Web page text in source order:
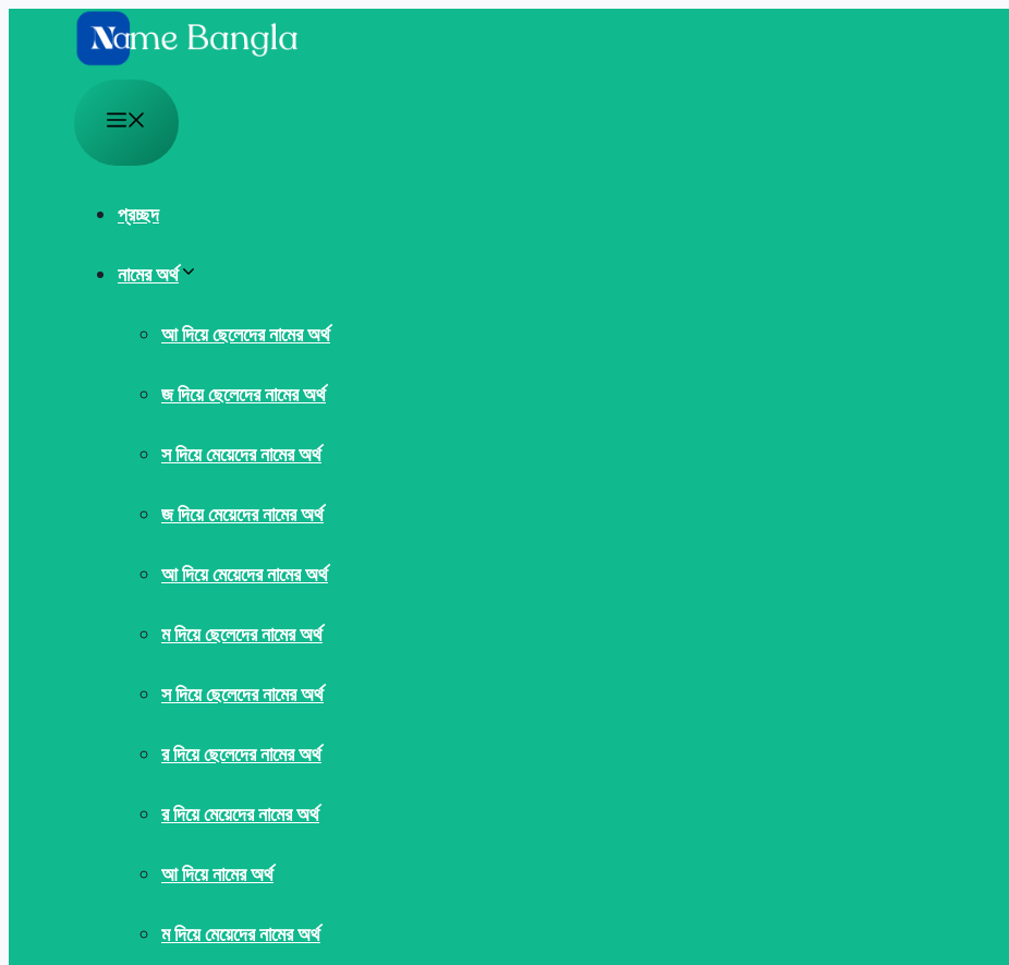
Menu
প্রচ্ছদ
নামের অর্থ
আ দিয়ে ছেলেদের নামের অর্থ
জ দিয়ে ছেলেদের নামের অর্থ
স দিয়ে মেয়েদের নামের অর্থ
জ দিয়ে মেয়েদের নামের অর্থ
আ দিয়ে মেয়েদের নামের অর্থ
ম দিয়ে ছেলেদের নামের অর্থ
স দিয়ে ছেলেদের নামের অর্থ
র দিয়ে ছেলেদের নামের অর্থ
র দিয়ে মেয়েদের নামের অর্থ
আ দিয়ে নামের অর্থ
ম দিয়ে মেয়েদের নামের অর্থ